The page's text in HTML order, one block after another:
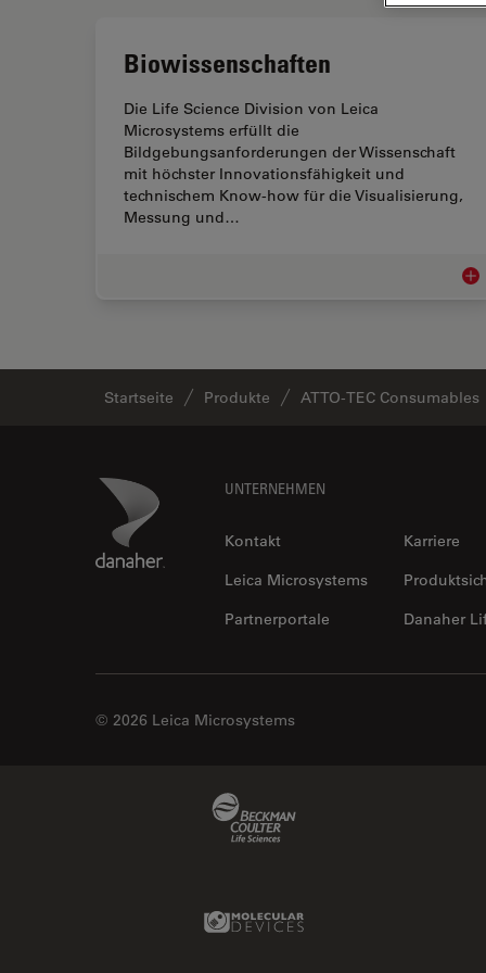
Biowissenschaften
Die Life Science Division von Leica
Microsystems erfüllt die
Bildgebungsanforderungen der Wissenschaft
mit höchster Innovationsfähigkeit und
technischem Know-how für die Visualisierung,
Messung und…
Startseite Produkte ATTO-TEC Consumables
Danaher Logo UNTERNEHMEN
Kontakt
Karriere
Leica Microsystems
Partnerportale
Danaher
© 2026 Leica Microsystems
Molecular Devices Link